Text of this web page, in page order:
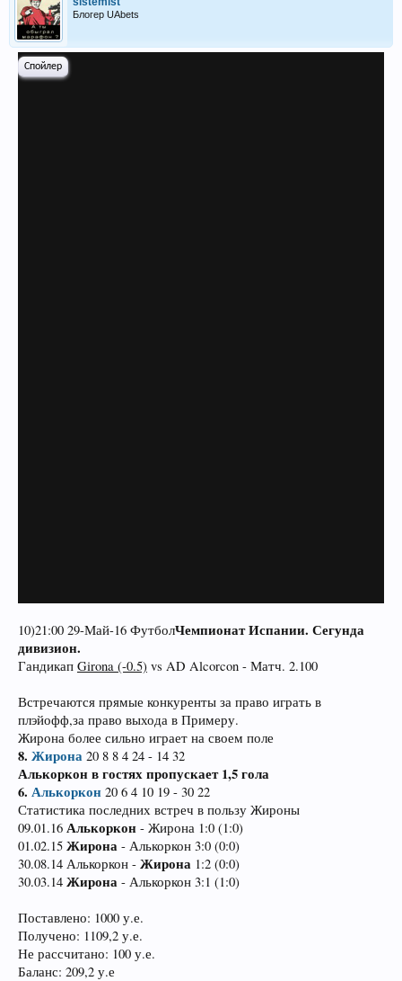
Блогер UAbets
Спойлер
10)21:00 29-Май-16 ФутболЧемпионат Испании. Сегунда
дивизион.
Гандикап Girona (-0.5) vs AD Alcorcon - Матч. 2.100
Встречаются прямые конкуренты за право играть в
плэйофф,за право выхода в Примеру.
Жирона более сильно играет на своем поле
8. Жирона 20 8 8 4 24 - 14 32
Алькоркон в гостях пропускает 1,5 гола
6. Алькоркон 20 6 4 10 19 - 30 22
Статистика последних встреч в пользу Жироны
09.01.16 Алькоркон - Жирона 1:0 (1:0)
01.02.15 Жирона - Алькоркон 3:0 (0:0)
30.08.14 Алькоркон - Жирона 1:2 (0:0)
30.03.14 Жирона - Алькоркон 3:1 (1:0)
Поставлено: 1000 у.е.
Получено: 1109,2 у.е.
Не рассчитано: 100 у.е.
Баланс: 209,2 у.е